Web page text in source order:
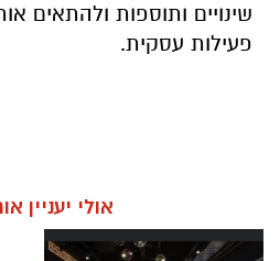
שינויים ותוספות ולהתאים
פעילות עסקית.
אולי יעניין